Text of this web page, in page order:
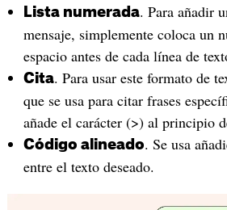
Lista numerada. Para añadir
mensaje, simplemente coloca un
espacio antes de cada línea de
Cita. Para usar este formato de
que se usa para citar frases
añade el carácter (>) al principio
Código alineado. Se usa
entre el texto deseado.